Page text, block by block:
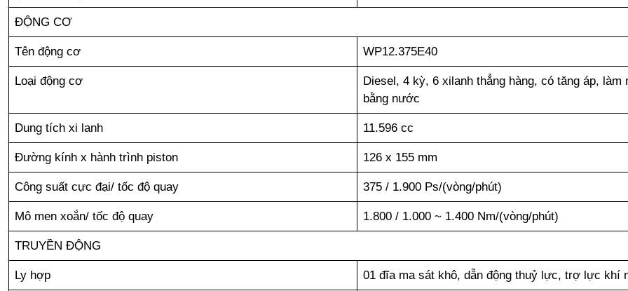
ĐỘNG CƠ
Tên động cơ WP12.375E40
Loại động cơ
Diesel, 4 kỳ, 6 xilanh thẳng hàng, có tăng áp, làm
bằng nước
Dung tích xi lanh 11.596 cc
Đường kính x hành trình piston 126 x 155 mm
Công suất cực đại/ tốc độ quay 375 / 1.900 Ps/(vòng/phút)
Mô men xoắn/ tốc độ quay 1.800 / 1.000 ~ 1.400 Nm/(vòng/phút)
TRUYỀN ĐỘNG
Ly hợp 01 đĩa ma sát khô, dẫn động thuỷ lực, trợ lực khí